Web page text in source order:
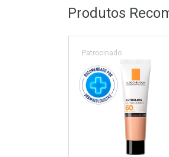
Produtos
Patrocinado